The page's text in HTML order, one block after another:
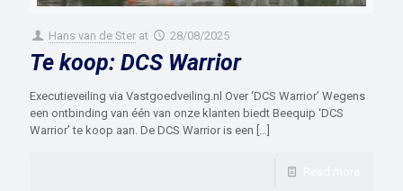
Hans van de Ster at 28/08/2025
Te koop: DCS Warrior
Executieveiling via Vastgoedveiling.nl Over ‘DCS Warrior’ Wegens
een ontbinding van één van onze klanten biedt Beequip ‘DCS
Warrior’ te koop aan. De DCS Warrior is een […]